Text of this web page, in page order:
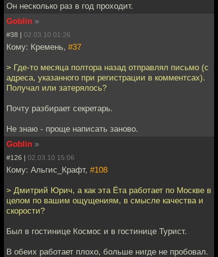
Он несколько раз в год проходит.
Goblin »
#38 | 02.03.10 01:26
Кому: Кремень, #37
> Где-то месяца полтора назад отправлял письмо (с
адреса, указанного при регистрации в комментсах).
Получал или затерялось?
Почту разбирает секретарь.
Не знаю - проще написать заново.
Goblin »
#126 | 02.03.10 15:06
Кому: Альгис_Крафт, #108
> Дмитрий Юрич, а как эта Ёта работает по Москве в
целом по вашим ощущениям, в смысле качества и
скорости?
Был в гостинице Космос и в гостинице Турист.
В обеих работает плохо, больше нигде не пробовал.